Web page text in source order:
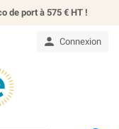
de port à 575 € HT !
 Connexion